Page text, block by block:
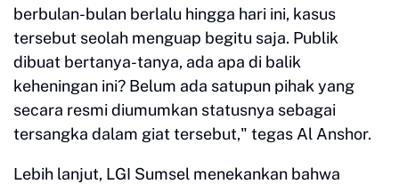
berbulan-bulan berlalu hingga hari ini, kasus
tersebut seolah menguap begitu saja. Publik
dibuat bertanya-tanya, ada apa di balik
keheningan ini? Belum ada satupun pihak yang
secara resmi diumumkan statusnya sebagai
tersangka dalam giat tersebut," tegas Al Anshor.
Lebih lanjut, LGI Sumsel menekankan bahwa